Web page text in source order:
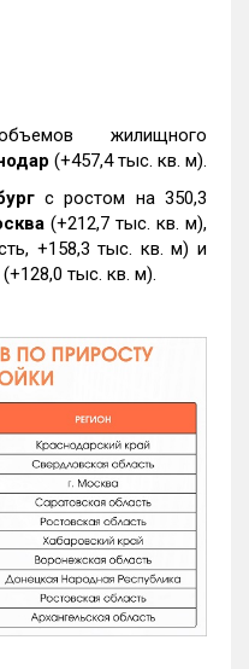
жилищного
(+457,4 тыс. кв. м).
с ростом на 350,3
(+212,7 тыс. кв. м),
+158,3 тыс. кв. м) и
тыс. кв. м).